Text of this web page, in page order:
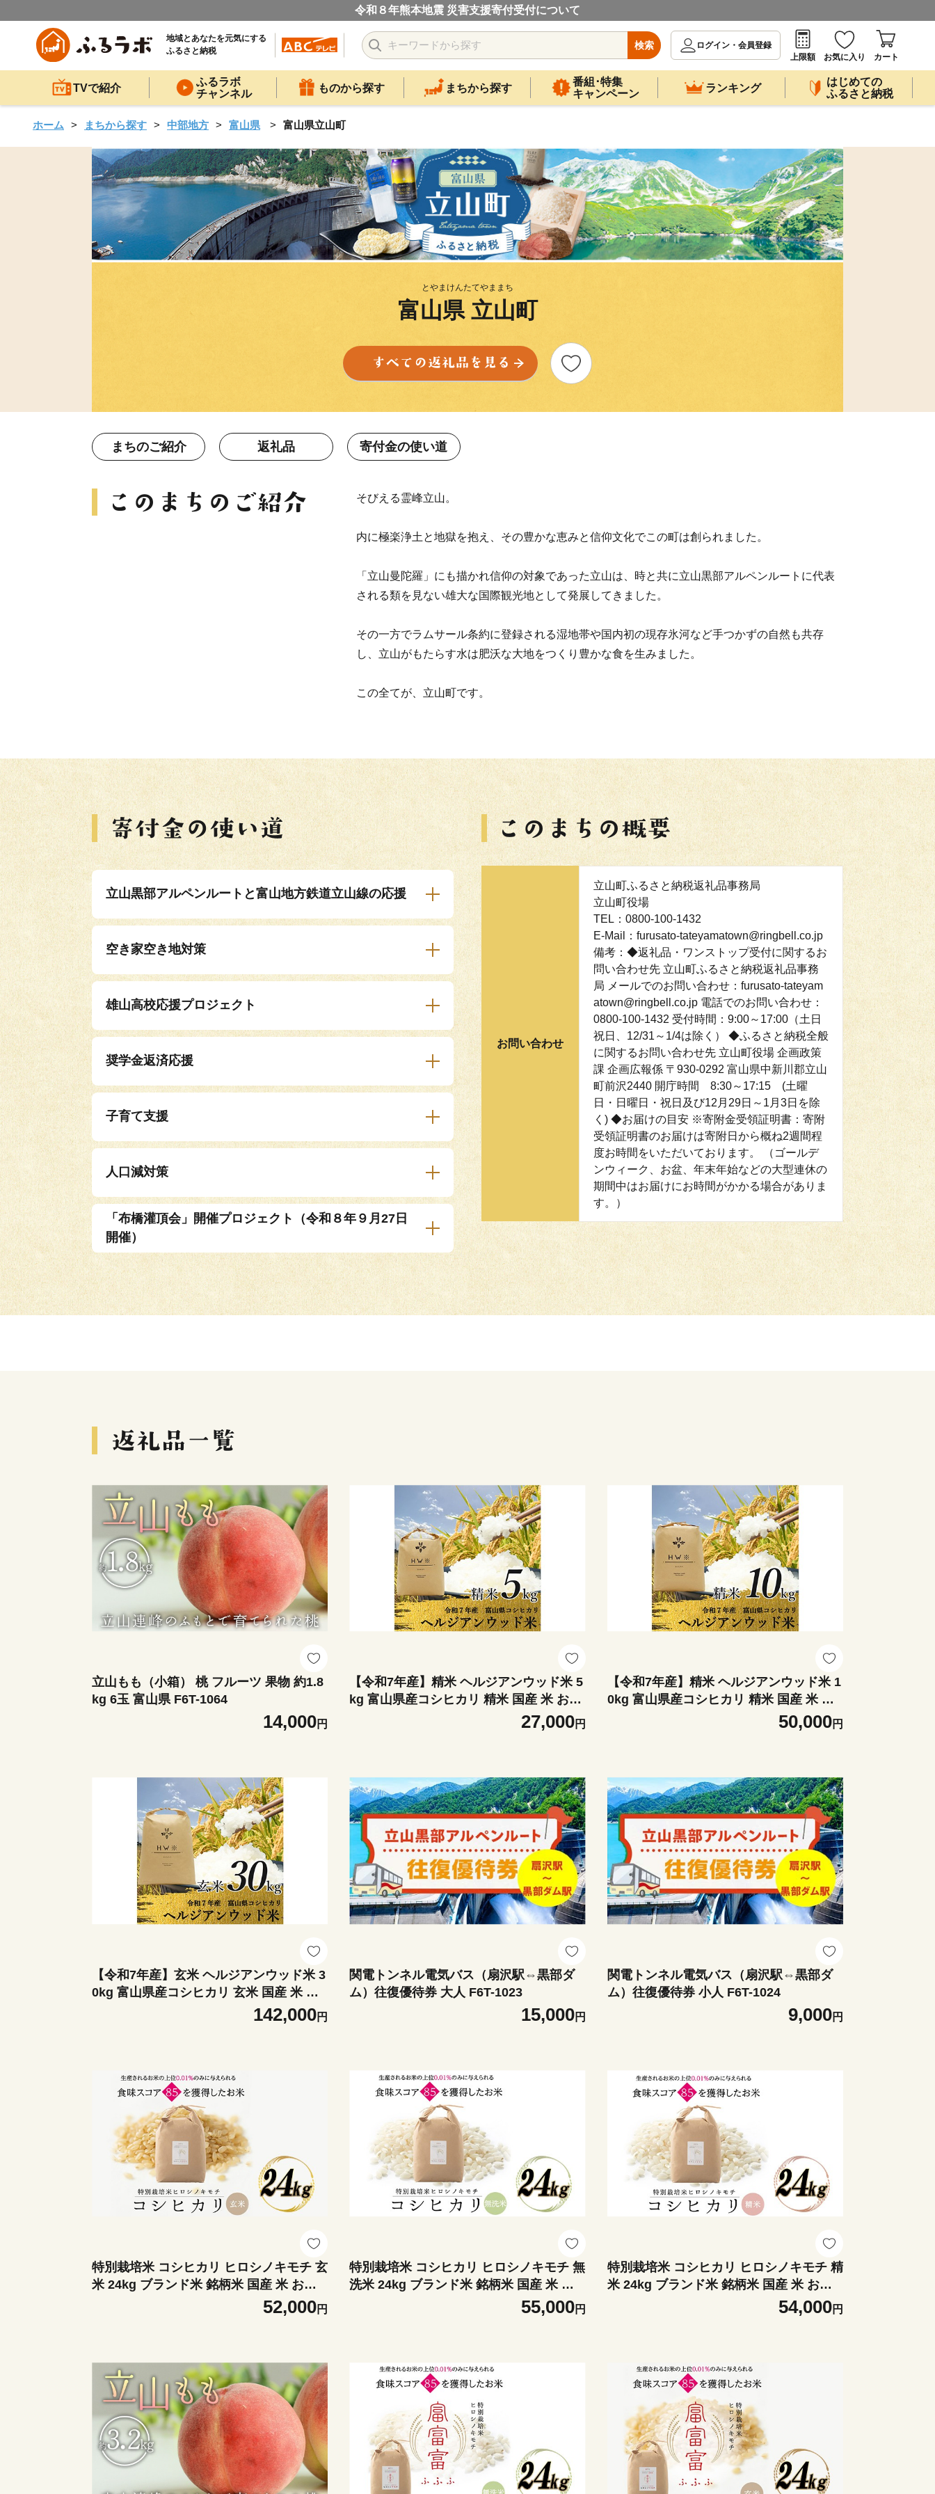
令和８年熊本地震 災害支援寄付受付について
地域とあなたを元気にする
ふるさと納税
検索
ログイン・会員登録
上限額
お気に入り カート
TVで紹介
ふるラボ
チャンネル
ものから探す まちから探す
番組･特集
キャンペーン
ランキング
はじめての
ふるさと納税
ホーム まちから探す 中部地方 富山県 富山県立山町
とやまけんたてやままち
富山県 立山町
まちのご紹介 返礼品 寄付金の使い道
そびえる霊峰立山。
内に極楽浄土と地獄を抱え、その豊かな恵みと信仰文化でこの町は創られました。
「立山曼陀羅」にも描かれ信仰の対象であった立山は、時と共に立山黒部アルペンルートに代表
される類を見ない雄大な国際観光地として発展してきました。
その一方でラムサール条約に登録される湿地帯や国内初の現存氷河など手つかずの自然も共存
し、立山がもたらす水は肥沃な大地をつくり豊かな食を生みました。
この全てが、立山町です。
立山黒部アルペンルートと富山地方鉄道立山線の応援
空き家空き地対策
雄山高校応援プロジェクト
奨学金返済応援
子育て支援
人口減対策
「布橋灌頂会」開催プロジェクト（令和８年９月27日
開催）
お問い合わせ
立山町ふるさと納税返礼品事務局
立山町役場
TEL：0800-100-1432
E-Mail：furusato-tateyamatown@ringbell.co.jp
備考：◆返礼品・ワンストップ受付に関するお
問い合わせ先 立山町ふるさと納税返礼品事務
局 メールでのお問い合わせ：furusato-tateyam
atown@ringbell.co.jp 電話でのお問い合わせ：
0800-100-1432 受付時間：9:00～17:00（土日
祝日、12/31～1/4は除く） ◆ふるさと納税全般
に関するお問い合わせ先 立山町役場 企画政策
課 企画広報係 〒930-0292 富山県中新川郡立山
町前沢2440 開庁時間 8:30～17:15 (土曜
日・日曜日・祝日及び12月29日～1月3日を除
く) ◆お届けの目安 ※寄附金受領証明書：寄附
受領証明書のお届けは寄附日から概ね2週間程
度お時間をいただいております。 （ゴールデ
ンウィーク、お盆、年末年始などの大型連休の
期間中はお届けにお時間がかかる場合がありま
す。）
立山もも（小箱） 桃 フルーツ 果物 約1.8
kg 6玉 富山県 F6T-1064
14,000円
【令和7年産】精米 ヘルジアンウッド米 5
kg 富山県産コシヒカリ 精米 国産 米 お米
日本米 ギフト 贈り物 食品 F6T-1020
27,000円
【令和7年産】精米 ヘルジアンウッド米 1
0kg 富山県産コシヒカリ 精米 国産 米 お
米 日本米 ギフト 贈り物 食品 F6T-1021
50,000円
【令和7年産】玄米 ヘルジアンウッド米 3
0kg 富山県産コシヒカリ 玄米 国産 米 お
米 日本米 ギフト 贈り物 食品 F6T-1022
142,000円
関電トンネル電気バス（扇沢駅⇔黒部ダ
ム）往復優待券 大人 F6T-1023
15,000円
関電トンネル電気バス（扇沢駅⇔黒部ダ
ム）往復優待券 小人 F6T-1024
9,000円
特別栽培米 コシヒカリ ヒロシノキモチ 玄
米 24kg ブランド米 銘柄米 国産 米 お米
日本米 ギフト 贈り物 備蓄 防災 食品 陽咲
52,000円
特別栽培米 コシヒカリ ヒロシノキモチ 無
洗米 24kg ブランド米 銘柄米 国産 米 お
米 日本米 ギフト 贈り物 備蓄 防災 食品
55,000円
特別栽培米 コシヒカリ ヒロシノキモチ 精
米 24kg ブランド米 銘柄米 国産 米 お米
日本米 ギフト 贈り物 備蓄 防災 食品 陽咲
54,000円